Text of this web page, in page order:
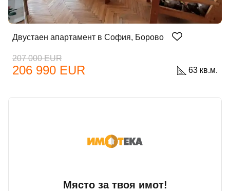
Регистрация
Двустаен апартамент в София, Борово
207 000 EUR
206 990 EUR 63 кв.м.
Място за твоя имот!